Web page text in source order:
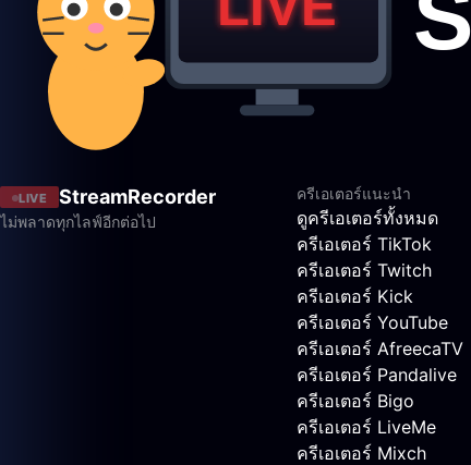
LIVE StreamRecorder
ไม่พลาดทุกไลฟ์อีกต่อไป
ครีเอเตอร์แนะนำ
ดูครีเอเตอร์ทั้งหมด
ครีเอเตอร์ TikTok
ครีเอเตอร์ Twitch
ครีเอเตอร์ Kick
ครีเอเตอร์ YouTube
ครีเอเตอร์ AfreecaTV
ครีเอเตอร์ Pandalive
ครีเอเตอร์ Bigo
ครีเอเตอร์ LiveMe
ครีเอเตอร์ Mixch